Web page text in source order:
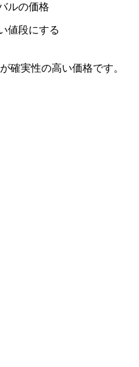
ルの価格
値段にする
確実性の高い価格です。